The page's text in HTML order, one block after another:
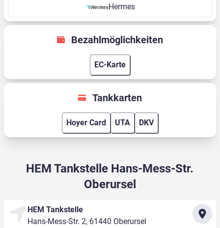
Hermes
Bezahlmöglichkeiten
EC-Karte
Tankkarten
Hoyer Card UTA DKV
HEM Tankstelle Hans-Mess-Str.
Oberursel
HEM Tankstelle
Hans-Mess-Str. 2, 61440 Oberursel